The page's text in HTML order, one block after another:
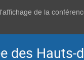
de la
des Hauts-